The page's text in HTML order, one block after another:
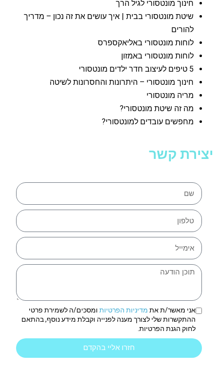
חינוך מונטסורי לגיל הרך
שיטת מונטסורי בבית | איך עושים את זה נכון – מדריך
להורים
לוחות מונטסורי באליאקספרס
לוחות מונטסורי באמזון
5 טיפים לעיצוב חדר ילדים מונטסורי
חינוך מונטסורי – היתרונות והחסרונות לשיטה
מריה מונטסורי
מה זה שיטת מונטסורי?
מחפשים עובדים למונטסורי?
יצירת קשר
אני מאשר/ת אתמדיניות הפרטיותומסכים/ה לשמירת פרטי
ההתקשרות שלי לצורך מענה לפנייה וקבלת מידע נוסף, בהתאם
לחוק הגנת הפרטיות.
חזרו אליי בהקדם